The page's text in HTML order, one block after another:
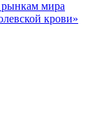
рынкам мира
крови»